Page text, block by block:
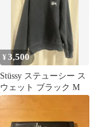
¥3,500
Stüssy ステューシー ス
ウェット ブラック M